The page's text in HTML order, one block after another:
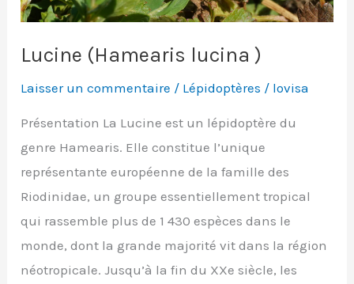
Lucine (Hamearis lucina )
Laisser un commentaire / Lépidoptères / lovisa
Présentation La Lucine est un lépidoptère du
genre Hamearis. Elle constitue l’unique
représentante européenne de la famille des
Riodinidae, un groupe essentiellement tropical
qui rassemble plus de 1 430 espèces dans le
monde, dont la grande majorité vit dans la région
néotropicale. Jusqu’à la fin du XXe siècle, les